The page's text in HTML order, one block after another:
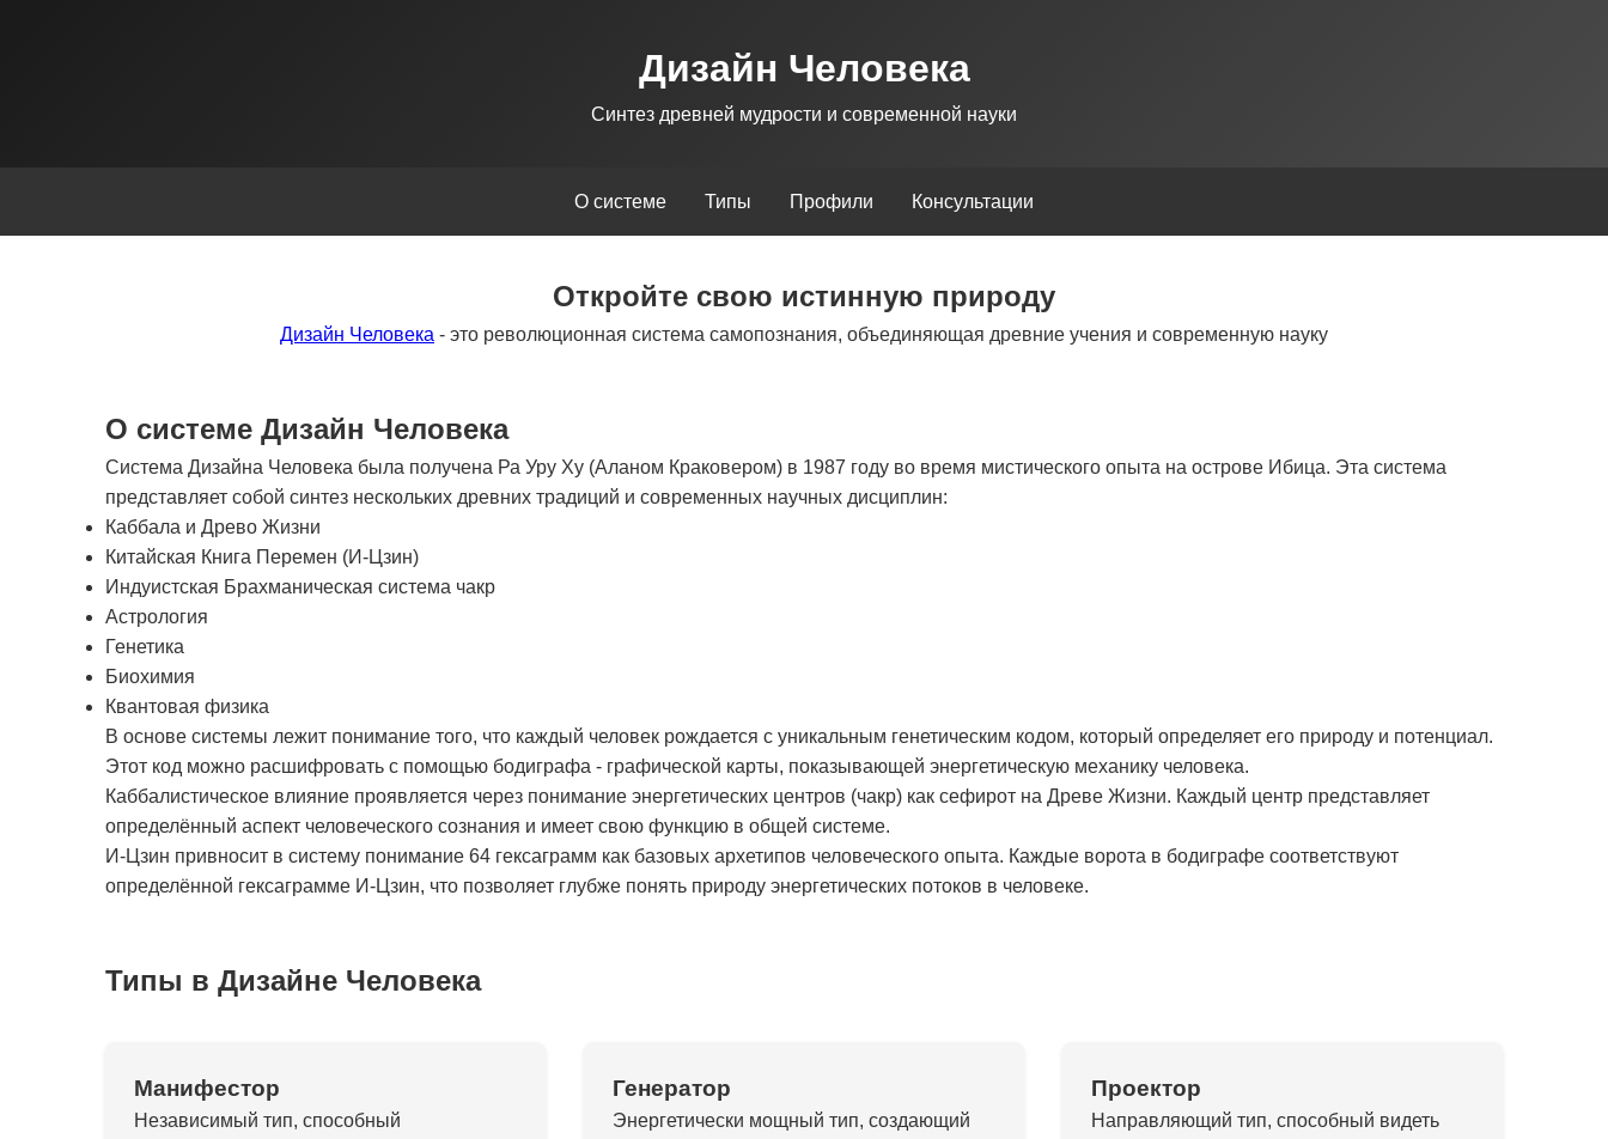
Дизайн Человека
Синтез древней мудрости и современной науки
О системе Типы Профили Консультации
Откройте свою истинную природу
Дизайн Человека - это революционная система самопознания, объединяющая древние учения и современную науку
О системе Дизайн Человека
Система Дизайна Человека была получена Ра Уру Ху (Аланом Краковером) в 1987 году во время мистического опыта на острове Ибица. Эта система
представляет собой синтез нескольких древних традиций и современных научных дисциплин:
Каббала и Древо Жизни
Китайская Книга Перемен (И-Цзин)
Индуистская Брахманическая система чакр
Астрология
Генетика
Биохимия
Квантовая физика
В основе системы лежит понимание того, что каждый человек рождается с уникальным генетическим кодом, который определяет его природу и потенциал.
Этот код можно расшифровать с помощью бодиграфа - графической карты, показывающей энергетическую механику человека.
Каббалистическое влияние проявляется через понимание энергетических центров (чакр) как сефирот на Древе Жизни. Каждый центр представляет
определённый аспект человеческого сознания и имеет свою функцию в общей системе.
И-Цзин привносит в систему понимание 64 гексаграмм как базовых архетипов человеческого опыта. Каждые ворота в бодиграфе соответствуют
определённой гексаграмме И-Цзин, что позволяет глубже понять природу энергетических потоков в человеке.
Типы в Дизайне Человека
Манифестор
Независимый тип, способный
Генератор
Энергетически мощный тип, создающий
Проектор
Направляющий тип, способный видеть